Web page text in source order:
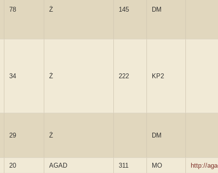
78 Ż 145 DM
34 Ż 222 KP2
29 Ż DM
20 AGAD 311 MO http://